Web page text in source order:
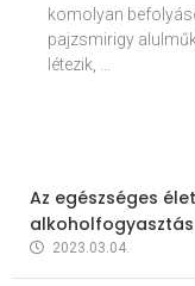
komolyan
pajzsmirigy
létezik, …
Az egészséges
alkoholfogyasztás
2023.03.04.